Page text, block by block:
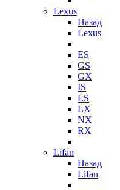
Lexus
Назад
Lexus
ES
GS
GX
IS
LS
LX
NX
RX
Lifan
Назад
Lifan